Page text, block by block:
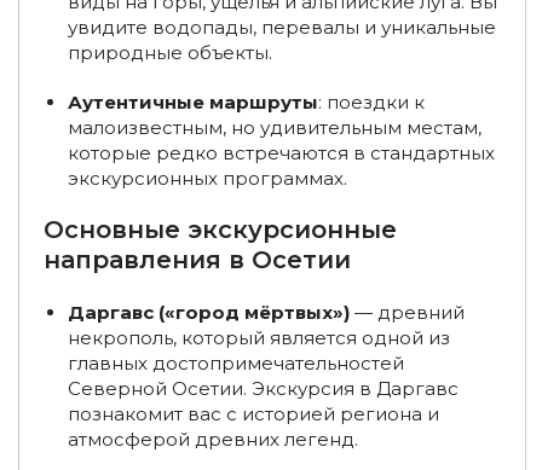
Туры на 15 дней по России Экскурсии в Сибирь
Экскурсии в Арктику Туры на 4 дня по России
Туры на 6 дней по России Туры на 5 дней по России
Туры на 9 дней по России
Экскурсии на Чукотку Туры в ноябре по России
Туры в октябре по России Туры из Казани
Туры из Рязани Экскурсионные туры из Москвы
Экскурсии на Курильские острова
увидите водопады, перевалы и уникальные
природные объекты.
Аутентичные маршруты: поездки к
малоизвестным, но удивительным местам,
которые редко встречаются в стандартных
экскурсионных программах.
Основные экскурсионные
направления в Осетии
Даргавс («город мёртвых») — древний
некрополь, который является одной из
главных достопримечательностей
Северной Осетии. Экскурсия в Даргавс
познакомит вас с историей региона и
атмосферой древних легенд.